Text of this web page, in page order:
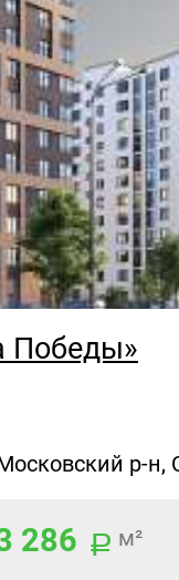
Победы»
р-н,
286 м²